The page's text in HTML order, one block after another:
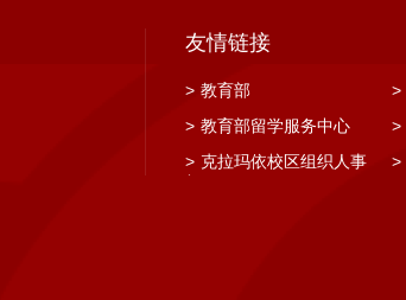
友情链接
> 教育部 >
> 教育部留学服务中心 >
> 克拉玛依校区组织人事
>